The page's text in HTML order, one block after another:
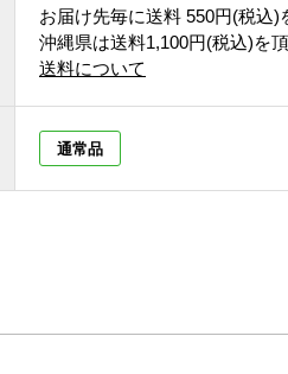
お届け先毎に送料 550円(税込)
沖縄県は送料1,100円(税込)を
送料について
通常品